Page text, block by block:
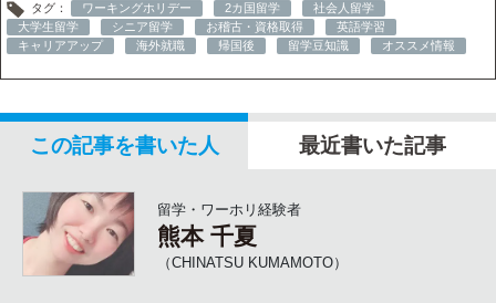
タグ： ワーキングホリデー 2カ国留学
社会人留学
大学生留学
シニア留学 お稽古・資格取得
英語学習
キャリアアップ
海外就職 帰国後 留学豆知識 オススメ情報
この記事を書いた人 最近書いた記事
留学・ワーホリ経験者
熊本 千夏
（CHINATSU KUMAMOTO）